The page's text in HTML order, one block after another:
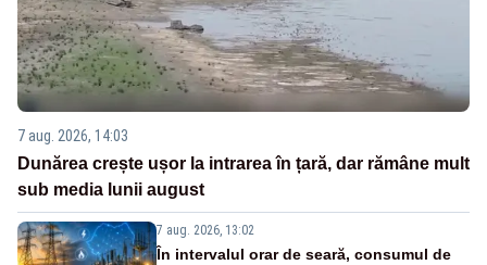
7 aug. 2026, 14:03
Dunărea crește ușor la intrarea în țară, dar rămâne mult
sub media lunii august
7 aug. 2026, 13:02
În intervalul orar de seară, consumul de